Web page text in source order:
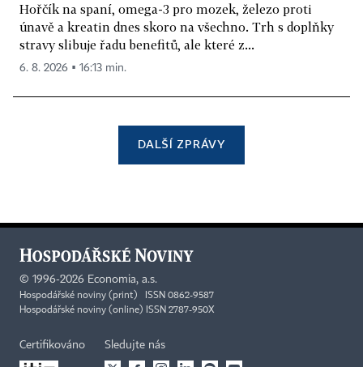
Hořčík na spaní, omega-3 pro mozek, železo proti
únavě a kreatin dnes skoro na všechno. Trh s doplňky
stravy slibuje řadu benefitů, ale které z...
6. 8. 2026 ▪ 16:13 min.
DALŠÍ ZPRÁVY
© 1996-2026 Economia, a.s.
Hospodářské noviny (print) ISSN 0862-9587
Hospodářské noviny (online) ISSN 2787-950X
Certifikováno Sledujte nás